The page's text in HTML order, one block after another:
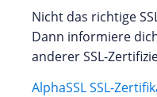
Nicht das richtige
Dann informiere
anderer SSL-
AlphaSSL SSL-